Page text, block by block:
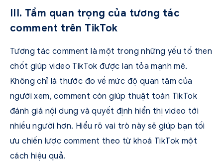
III. Tầm quan trọng của tương tác
comment trên TikTok
Tương tác comment là một trong những yếu tố then
chốt giúp video TikTok được lan tỏa mạnh mẽ.
Không chỉ là thước đo về mức độ quan tâm của
người xem, comment còn giúp thuật toán TikTok
đánh giá nội dung và quyết định hiển thị video tới
nhiều người hơn. Hiểu rõ vai trò này sẽ giúp bạn tối
ưu chiến lược comment theo từ khoá TikTok một
cách hiệu quả.